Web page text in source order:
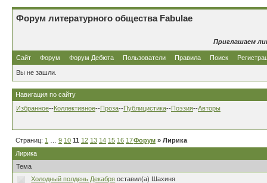
Форум литературного общества Fabulae
Приглашаем
Сайт Форум Форум Дебюта Пользователи Правила Поиск
Вы не зашли.
Навигация по сайту
Избранное--Коллективное--Проза--Публицистика--Поэзия--Авторы
Страниц: 1 9 10 11 12 13 14 15 16 17…80
Форум » Лирика
Лирика
Тема
Холодный полдень Декабря оставил(а) Шахиня